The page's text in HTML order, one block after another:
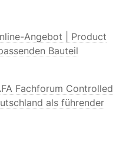
Angebot | Product
Bauteil
Fachforum Controlled
als führender